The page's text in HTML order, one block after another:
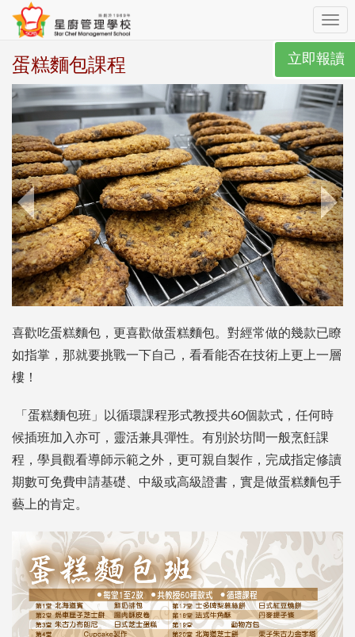
蛋糕麵包課程 立即報讀
喜歡吃蛋糕麵包，更喜歡做蛋糕麵包。對經常做的幾款已瞭
如指掌，那就要挑戰一下自己，看看能否在技術上更上一層
樓！
「蛋糕麵包班」以循環課程形式教授共60個款式，任何時
候插班加入亦可，靈活兼具彈性。有別於坊間一般烹飪課
程，學員觀看導師示範之外，更可親自製作，完成指定修讀
期數可免費申請基礎、中級或高級證書，實是做蛋糕麵包手
藝上的肯定。